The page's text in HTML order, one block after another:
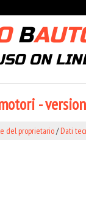
B
ON
-
del proprietario/Dati